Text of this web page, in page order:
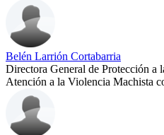
Belén Larrión Cortabarria
Directora General de Protección a
Atención a la Violencia Machista